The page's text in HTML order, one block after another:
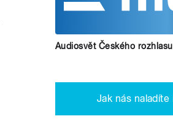
Audiosvět Českého
Jak nás naladíte